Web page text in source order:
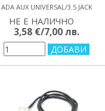
ADA AUX UNIVERSAL/3.5 JACK
НЕ Е НАЛИЧНО
3,58 €/7,00 лв.